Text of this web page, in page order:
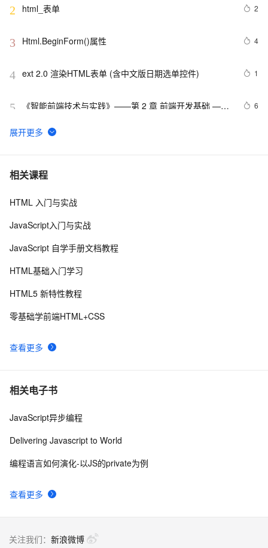
2 html_表单 2
3 Html.BeginForm()属性 4
4 ext 2.0 渲染HTML表单 (含中文版日期选单控件) 1
5
《智能前端技术与实践》——第 2 章 前端开发基础 ——
6
6
html5手机网站需要加的那些meta/link标签，html5 meta
7
8 C#服务器端获取客户端(html)控件值
10IIS MIME类型问题(html5 video 本地打开可以，IIS打开
相关课程
查看更多
HTML 入门与实战
JavaScript入门与实战
JavaScript 自学手册文档教程
HTML基础入门学习
HTML5 新特性教程
零基础学前端HTML+CSS
相关电子书
查看更多
JavaScript异步编程
Delivering Javascript to World
编程语言如何演化-以JS的private为例
关注我们： 新浪微博